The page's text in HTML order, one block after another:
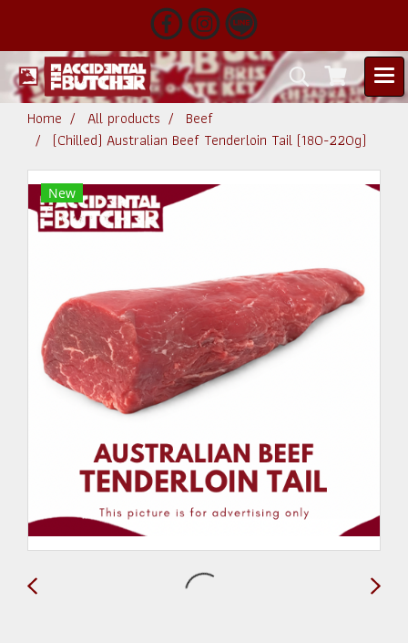
Home All products
Beef
(Chilled) Australian Beef Tenderloin Tail (180-220g)
New